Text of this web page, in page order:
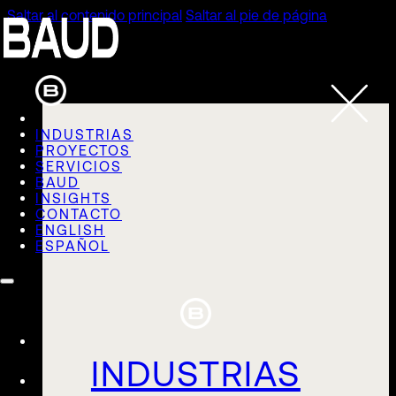
Saltar al contenido principal Saltar al pie de página
INDUSTRIAS
PROYECTOS
SERVICIOS
BAUD
INSIGHTS
CONTACTO
ENGLISH
ESPAÑOL
INDUSTRIAS